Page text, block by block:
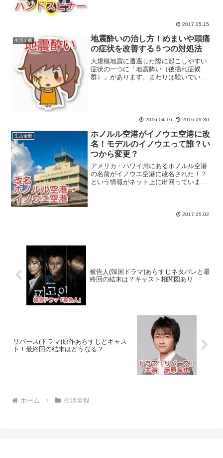
2017.05.15
生活全般
地震酔いの治し方！めまいや頭痛
の症状を改善する５つの対処法
大規模地震に遭遇した際に起こしやすい
症状の一つに「地震酔い（後揺れ症候
群）」があります。まわりは騒いでいな
2016.04.16 2016.09.30
生活全般
ホノルル空港がイノウエ空港に改
名！モデルのイノウエって誰？い
つから変更？
アメリカ・ハワイ州にあるホノルル空港
の名前がイノウエ空港に改名された！？
という情報がネット上に出回っていま
ホノルル空港の名前が変更さ...2017.05.02
被告人(韓国ドラマ)あらすじネタバレと最
終回の結末は？キャスト相関図あり
リバース(ドラマ)原作あらすじとキャス
ト！最終回の結末はどうなる？
ホーム 生活全般